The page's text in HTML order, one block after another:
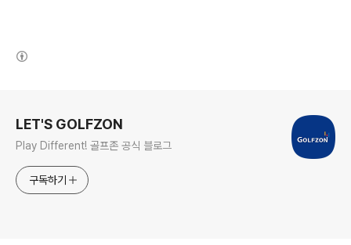
LET'S GOLFZON
Play Different! 골프존 공식 블로그
구독하기